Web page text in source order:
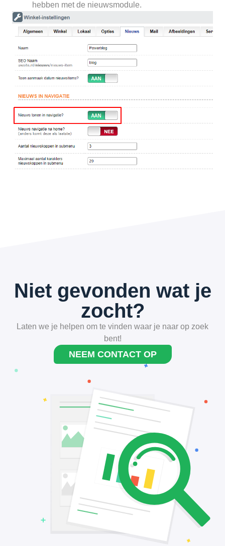
hebben met de nieuwsmodule.
Niet gevonden wat je
zocht?
Laten we je helpen om te vinden waar je naar op zoek
bent!
NEEM CONTACT OP